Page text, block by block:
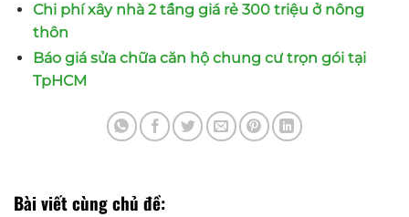
Chi phí xây nhà 2 tầng giá rẻ 300 triệu ở nông
thôn
Báo giá sửa chữa căn hộ chung cư trọn gói tại
TpHCM
Bài viết cùng chủ đề: